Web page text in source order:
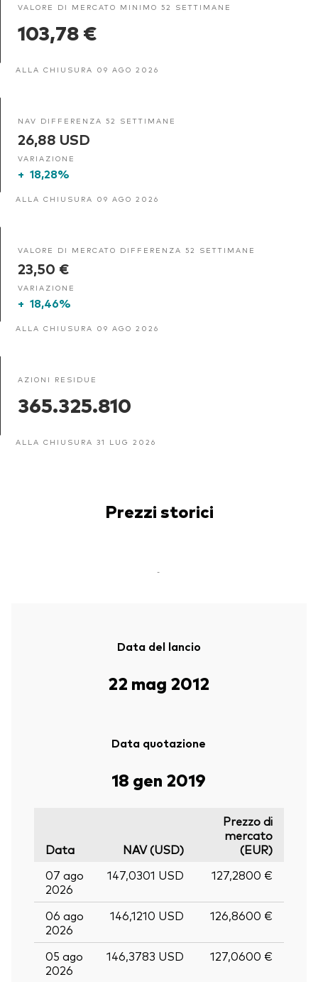
VALORE DI MERCATO MINIMO 52 SETTIMANE
103,78 €
ALLA CHIUSURA 09 AGO 2026
NAV DIFFERENZA 52 SETTIMANE
26,88 USD
VARIAZIONE
+ 18,28%
ALLA CHIUSURA 09 AGO 2026
VALORE DI MERCATO DIFFERENZA 52 SETTIMANE
23,50 €
VARIAZIONE
+ 18,46%
ALLA CHIUSURA 09 AGO 2026
AZIONI RESIDUE
365.325.810
ALLA CHIUSURA 31 LUG 2026
Prezzi storici
-
Data del lancio
22 mag 2012
Data quotazione
18 gen 2019
Data NAV (USD)
Prezzo di
mercato
(EUR)
07 ago
2026
147,0301 USD 127,2800 €
06 ago
2026
146,1210 USD 126,8600 €
05 ago
2026
146,3783 USD 127,0600 €